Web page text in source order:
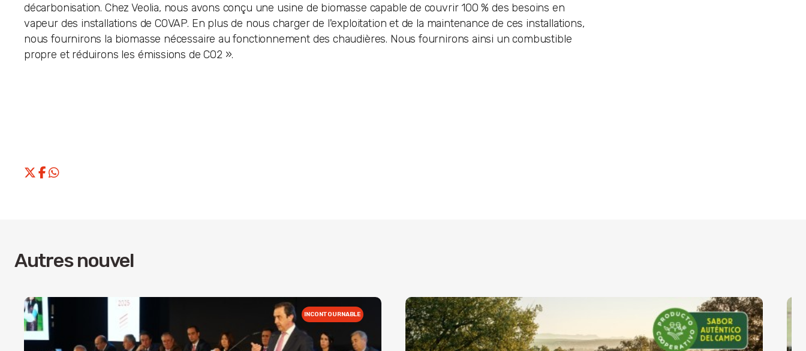
décarbonisation. Chez Veolia, nous avons conçu une usine de biomasse capable de couvrir 100 % des besoins en
vapeur des installations de COVAP. En plus de nous charger de l'exploitation et de la maintenance de ces installations,
nous fournirons la biomasse nécessaire au fonctionnement des chaudières. Nous fournirons ainsi un combustible
propre et réduirons les émissions de CO2 ».
Autres nouvel
INCONTOURNABLE